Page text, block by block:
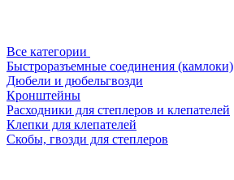
Все категории
Быстроразъемные соединения (камлоки)
Дюбели и дюбельгвозди
Кронштейны
Расходники для степлеров и клепателей
Клепки для клепателей
Скобы, гвозди для степлеров